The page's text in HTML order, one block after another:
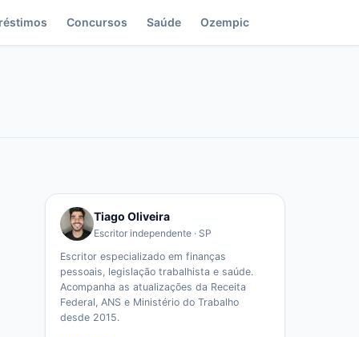
Concursos Saúde Ozempic
Tiago Oliveira
Escritor independente · SP
Escritor especializado em finanças
pessoais, legislação trabalhista e saúde.
Acompanha as atualizações da Receita
Federal, ANS e Ministério do Trabalho
desde 2015.